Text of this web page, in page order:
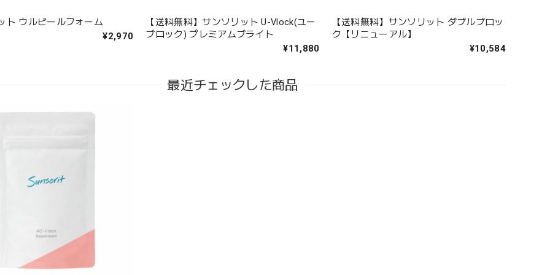
ト ウルピールフォーム
¥2,970
【送料無料】サンソリット U-Vlock(ユー
ブロック) プレミアムブライト
¥11,880
【送料無料】サンソリット ダブルブロッ
ク【リニューアル】
¥10,584
最近チェックした商品